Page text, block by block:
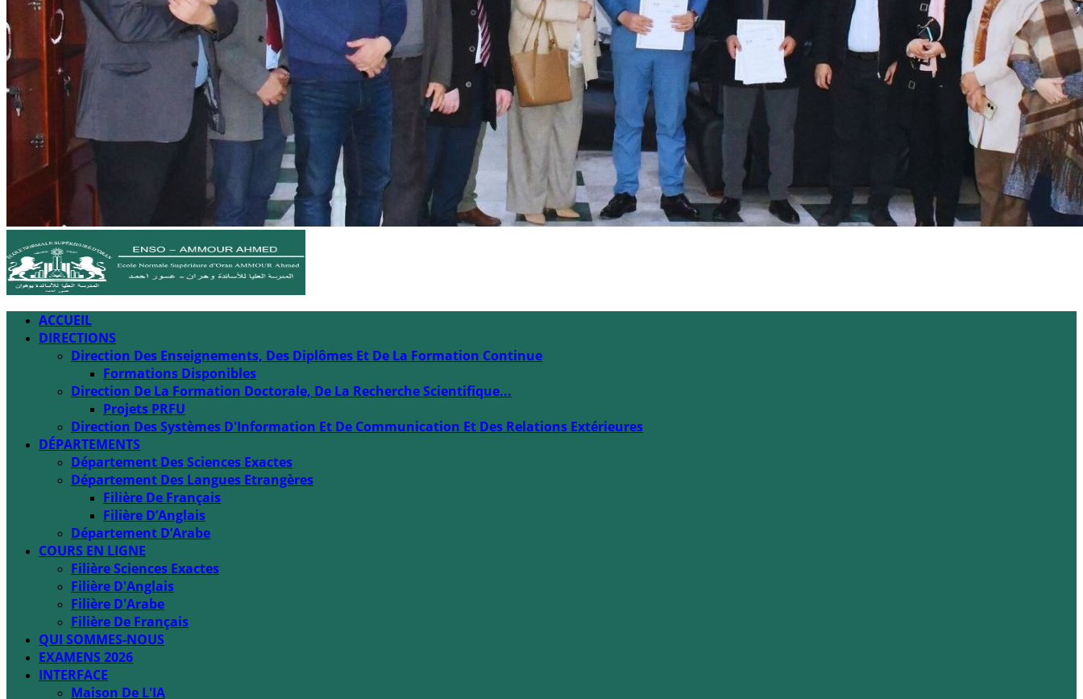
ACCUEIL
DIRECTIONS
Direction Des Enseignements, Des Diplômes Et De La Formation Continue
Formations Disponibles
Direction De La Formation Doctorale, De La Recherche Scientifique...
Projets PRFU
Direction Des Systèmes D'Information Et De Communication Et Des Relations Extérieures
DÉPARTEMENTS
Département Des Sciences Exactes
Département Des Langues Etrangères
Filière De Français
Filière D’Anglais
Département D’Arabe
COURS EN LIGNE
Filière Sciences Exactes
Filière D'Anglais
Filière D'Arabe
Filière De Français
QUI SOMMES-NOUS
EXAMENS 2026
INTERFACE
Maison De L'IA